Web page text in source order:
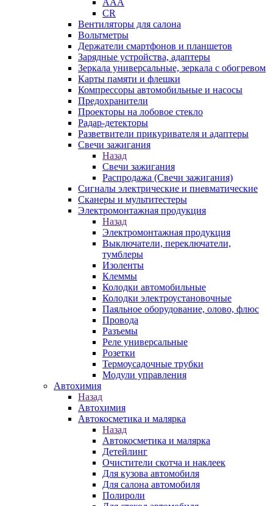
AAA
CR
Вентиляторы для салона
Вольтметры
Держатели смартфонов и планшетов
Зарядные устройства, адаптеры
Зеркала универсальные, зеркала с обогревом
Карты памяти и флешки
Компрессоры автомобильные и насосы
Предохранители
Проекторы на лобовое стекло
Радар-детекторы
Разветвители прикуривателя и адаптеры
Свечи зажигания
Назад
Свечи зажигания
Распродажа (Свечи зажигания)
Сигналы электрические и пневматические
Сканеры и мультитестеры
Электромонтажная продукция
Назад
Электромонтажная продукция
Выключатели, переключатели,
тумблеры
Изоленты
Клеммы
Колодки автомобильные
Колодки электроустановочные
Паяльное оборудование, олово, флюс
Провода
Разъемы
Реле универсальные
Розетки
Термоусадочные трубки
Модули управления
Автохимия
Назад
Автохимия
Автокосметика и малярка
Назад
Автокосметика и малярка
Детейлинг
Очистители скотча и наклеек
Для кузова автомобиля
Для салона автомобиля
Полироли